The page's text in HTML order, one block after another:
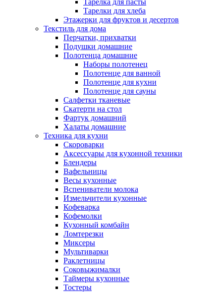
Тарелка для пасты
Тарелки для хлеба
Этажерки для фруктов и десертов
Текстиль для дома
Перчатки, прихватки
Подушки домашние
Полотенца домашние
Наборы полотенец
Полотенце для ванной
Полотенце для кухни
Полотенце для сауны
Салфетки тканевые
Скатерти на стол
Фартук домашний
Халаты домашние
Техника для кухни
Скороварки
Аксессуары для кухонной техники
Блендеры
Вафельницы
Весы кухонные
Вспениватели молока
Измельчители кухонные
Кофеварка
Кофемолки
Кухонный комбайн
Ломтерезки
Миксеры
Мультиварки
Раклетницы
Соковыжималки
Таймеры кухонные
Тостеры